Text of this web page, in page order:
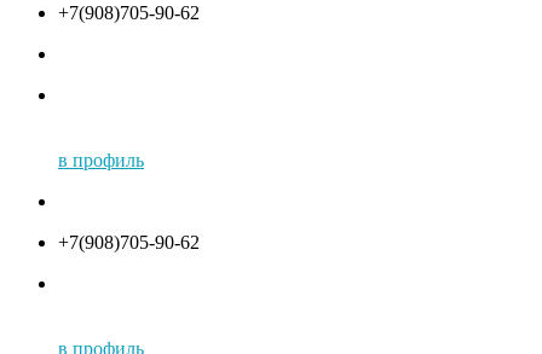
+7(908)705-90-62
в профиль
+7(908)705-90-62
в профиль